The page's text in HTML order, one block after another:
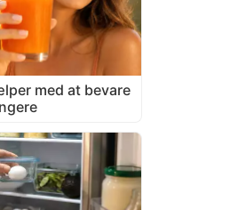
med at bevare